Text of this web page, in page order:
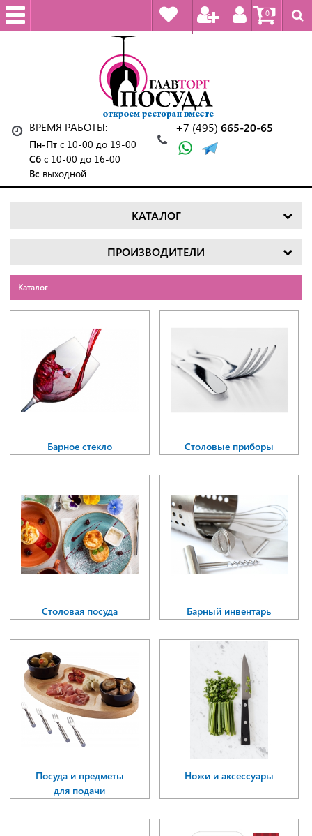
0
ВРЕМЯ РАБОТЫ:
Пн-Пт с 10-00 до 19-00
Сб с 10-00 до 16-00
Вс выходной
+7 (495) 665-20-65
КАТАЛОГ
ПРОИЗВОДИТЕЛИ
Каталог
Барное стекло Столовые приборы
Столовая посуда Барный инвентарь
Посуда и предметы
для подачи
Ножи и аксессуары